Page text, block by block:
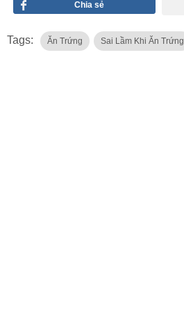
Chia sẻ
Tags: Ăn Trứng Sai Lầm Khi Ăn Trứng